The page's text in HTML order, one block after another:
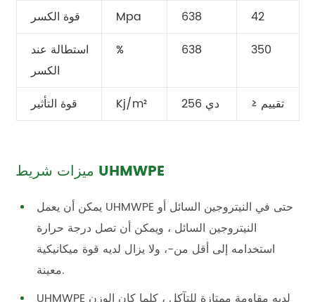
قوة الكسر Mpa 638
42
استطالة عند
الكسر
% 638 350
قوة التأثير Kj/m² دي 256 ≥ تقييم
ميزات شريط UHMWPE
يمكن أن يعمل UHMWPE حتى في النيتروجين السائل أو
النيتروجين السائل ، ويمكن أن تصل درجة حرارة
استخدامه إلى أقل من-، ولا يزال لديه قوة ميكانيكية
معينة.